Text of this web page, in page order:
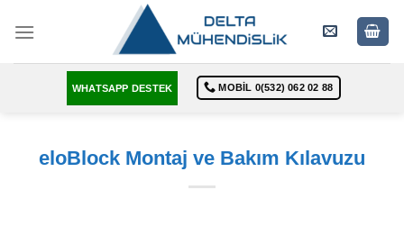
WHATSAPP DESTEK MOBIL 0(532) 062 02 88
eloBlock Montaj ve Bakım Kılavuzu